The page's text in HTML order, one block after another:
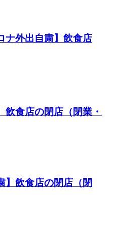
ナ外出自粛】飲食店
食店の閉店（閉業・
】飲食店の閉店（閉